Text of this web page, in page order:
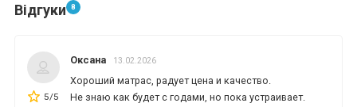
Відгуки 8
5/5
Оксана 13.02.2026
Хороший матрас, радует цена и качество.
Не знаю как будет с годами, но пока устраивает.
*